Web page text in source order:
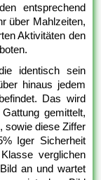
entsprechend
über Mahlzeiten,
Aktivitäten den
identisch sein
hinaus jedem
Das wird
gemittelt,
sowie diese Ziffer
Iger Sicherheit
verglichen
an und wartet